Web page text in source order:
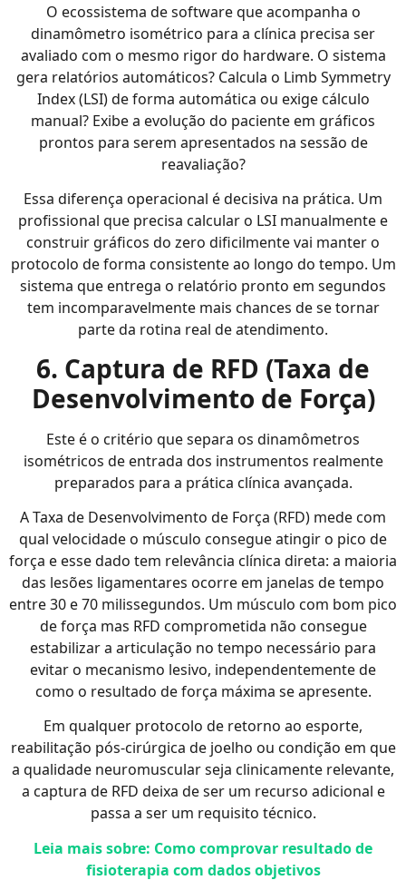
O ecossistema de software que acompanha o
dinamômetro isométrico para a clínica precisa ser
avaliado com o mesmo rigor do hardware. O sistema
gera relatórios automáticos? Calcula o Limb Symmetry
Index (LSI) de forma automática ou exige cálculo
manual? Exibe a evolução do paciente em gráficos
prontos para serem apresentados na sessão de
reavaliação?
Essa diferença operacional é decisiva na prática. Um
profissional que precisa calcular o LSI manualmente e
construir gráficos do zero dificilmente vai manter o
protocolo de forma consistente ao longo do tempo. Um
sistema que entrega o relatório pronto em segundos
tem incomparavelmente mais chances de se tornar
parte da rotina real de atendimento.
6. Captura de RFD (Taxa de
Desenvolvimento de Força)
Este é o critério que separa os dinamômetros
isométricos de entrada dos instrumentos realmente
preparados para a prática clínica avançada.
A Taxa de Desenvolvimento de Força (RFD) mede com
qual velocidade o músculo consegue atingir o pico de
força e esse dado tem relevância clínica direta: a maioria
das lesões ligamentares ocorre em janelas de tempo
entre 30 e 70 milissegundos. Um músculo com bom pico
de força mas RFD comprometida não consegue
estabilizar a articulação no tempo necessário para
evitar o mecanismo lesivo, independentemente de
como o resultado de força máxima se apresente.
Em qualquer protocolo de retorno ao esporte,
reabilitação pós-cirúrgica de joelho ou condição em que
a qualidade neuromuscular seja clinicamente relevante,
a captura de RFD deixa de ser um recurso adicional e
passa a ser um requisito técnico.
Leia mais sobre: Como comprovar resultado de
fisioterapia com dados objetivos